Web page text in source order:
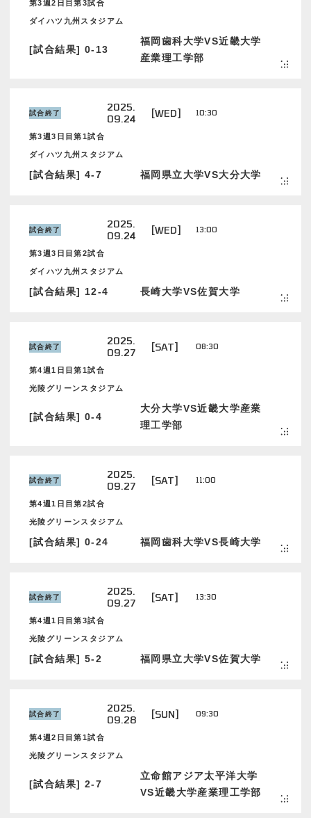
第3週2日目第3試合
ダイハツ九州スタジアム
[試合結果] 0-13
福岡歯科大学VS近畿大学
産業理工学部
試合終了
2025.
09.24
[WED] 10:30
第3週3日目第1試合
ダイハツ九州スタジアム
[試合結果] 4-7 福岡県立大学VS大分大学
試合終了
2025.
09.24
[WED] 13:00
第3週3日目第2試合
ダイハツ九州スタジアム
[試合結果] 12-4 長崎大学VS佐賀大学
試合終了
2025.
09.27
[SAT] 08:30
第4週1日目第1試合
光陵グリーンスタジアム
[試合結果] 0-4
大分大学VS近畿大学産業
理工学部
試合終了
2025.
09.27
[SAT] 11:00
第4週1日目第2試合
光陵グリーンスタジアム
[試合結果] 0-24 福岡歯科大学VS長崎大学
試合終了
2025.
09.27
[SAT] 13:30
第4週1日目第3試合
光陵グリーンスタジアム
[試合結果] 5-2 福岡県立大学VS佐賀大学
試合終了
2025.
09.28
[SUN] 09:30
第4週2日目第1試合
光陵グリーンスタジアム
[試合結果] 2-7
立命館アジア太平洋大学
VS近畿大学産業理工学部